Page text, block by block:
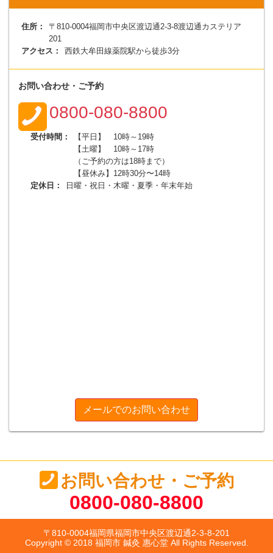
住所：
〒810-0004福岡市中央区渡辺通2-3-8渡辺通カステリア
201
アクセス：
西鉄大牟田線薬院駅から徒歩3分
お問い合わせ・ご予約
0800-080-8800
受付時間：
【平日】 10時～19時
【土曜】 10時～17時
（ご予約の方は18時まで）
【昼休み】12時30分〜14時
定休日：
日曜・祝日・木曜・夏季・年末年始
メールでのお問い合わせ
お問い合わせ・ご予約
0800-080-8800
〒810-0004福岡県福岡市中央区渡辺通2-3-8-201
Copyright © 2018 福岡市 鍼灸 惠心堂 All Rights Reserved.